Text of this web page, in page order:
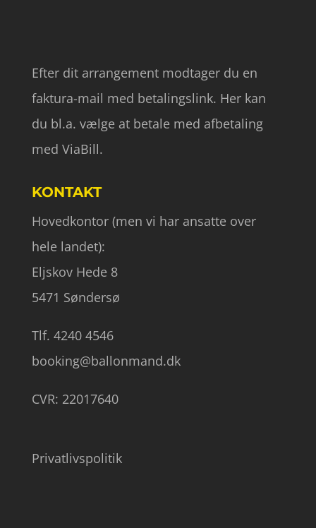
Efter dit arrangement modtager du en
faktura-mail med betalingslink. Her kan
du bl.a. vælge at betale med afbetaling
med ViaBill.
KONTAKT
Hovedkontor (men vi har ansatte over
hele landet):
Eljskov Hede 8
5471 Søndersø
Tlf. 4240 4546
booking@ballonmand.dk
CVR: 22017640
Privatlivspolitik